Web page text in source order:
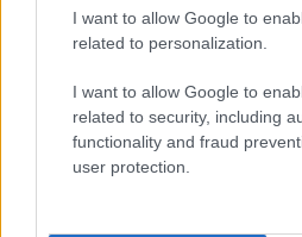
I want to allow Google to
related to personalization.
I want to allow Google to
related to security, including
functionality and fraud
user protection.